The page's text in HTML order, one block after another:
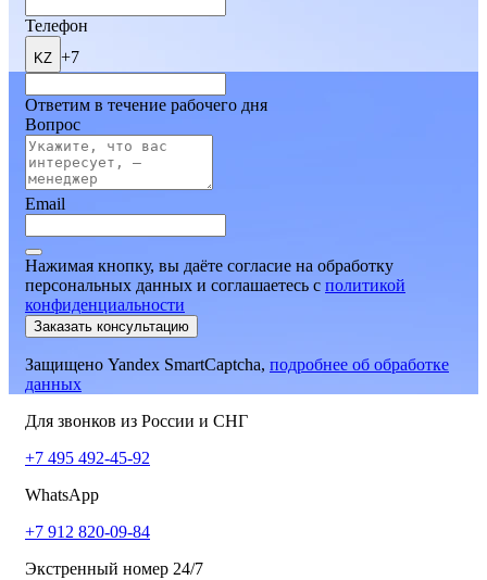
Телефон
KZ +7
Ответим в течение рабочего дня
Вопрос
Email
Нажимая кнопку, вы даёте согласие на обработку
персональных данных и соглашаетесь c политикой
конфиденциальности
Заказать консультацию
Защищено Yandex SmartCaptcha, подробнее об обработке
данных
Для звонков из России и СНГ
+7 495 492-45-92
WhatsApp
+7 912 820-09-84
Экстренный номер 24/7